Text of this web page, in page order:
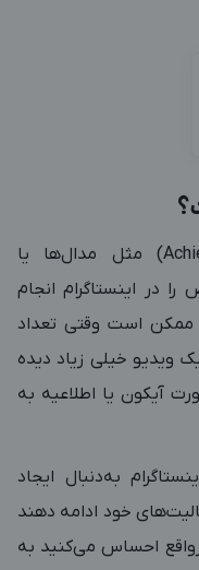
اچیومنت‌های اینستاگرام (Achievement) مثل مدال‌ها یا
در اینستاگرام انجام
ممکن است وقتی تعداد
می‌رسد یا یک ویدیو خیلی زیاد دیده
آیکون یا اطلاعیه به
به‌دنبال ایجاد
خود ادامه دهند
احساس می‌کنید به